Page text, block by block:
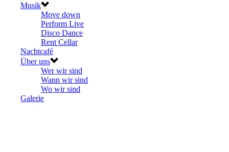
Musik
Move down
Perform Live
Disco Dance
Rent Cellar
Nachtcafé
Über uns
Wer wir sind
Wann wir sind
Wo wir sind
Galerie